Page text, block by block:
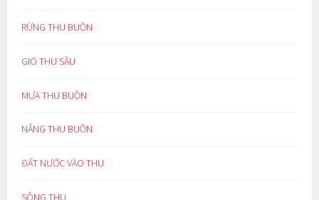
RỪNG THU BUỒN
GIÓ THU SẦU
MƯA THU BUỒN
NẮNG THU BUỒN
ĐẤT NƯỚC VÀO THU